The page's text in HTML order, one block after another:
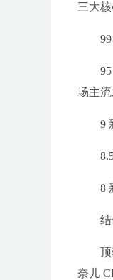
三大
场主流
9
8
奈儿